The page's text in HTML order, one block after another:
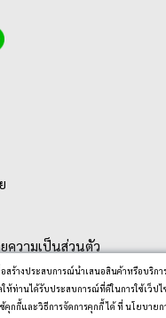
อสร้างประสบการณ์นำเสนอสินค้าหรือบริก
ห้ท่านได้รับประสบการณ์ที่ดีในการใช้เว็ปไ
คุกกี้และวิธีการจัดการคุกกี้ ได้ ที่ นโยบายก
ความเป็นส่วนตัว
ง
ยน/คืน สินค้า